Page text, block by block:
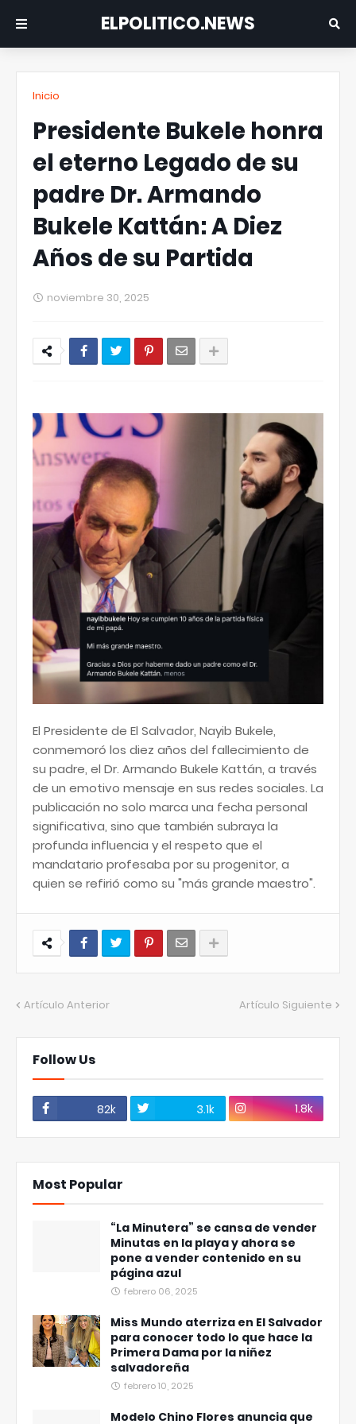
ELPOLITICO.NEWS
Inicio
Presidente Bukele honra
el eterno Legado de su
padre Dr. Armando
Bukele Kattán: A Diez
Años de su Partida
noviembre 30, 2025
​El Presidente de El Salvador, Nayib Bukele,
conmemoró los diez años del fallecimiento de
su padre, el Dr. Armando Bukele Kattán, a través
de un emotivo mensaje en sus redes sociales. La
publicación no solo marca una fecha personal
significativa, sino que también subraya la
profunda influencia y el respeto que el
mandatario profesaba por su progenitor, a
quien se refirió como su "más grande maestro".
Artículo Anterior Artículo Siguiente
Follow Us
82k 3.1k 1.8k
Most Popular
“La Minutera” se cansa de vender
Minutas en la playa y ahora se
pone a vender contenido en su
página azul
febrero 06, 2025
Miss Mundo aterriza en El Salvador
para conocer todo lo que hace la
Primera Dama por la niñez
salvadoreña
febrero 10, 2025
Modelo Chino Flores anuncia que